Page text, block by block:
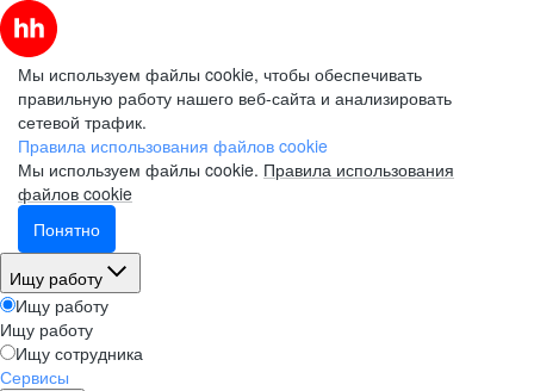
Мы используем файлы cookie, чтобы обеспечивать
правильную работу нашего веб-сайта и анализировать
сетевой трафик.
Правила использования файлов cookie
Мы используем файлы cookie. Правила использования
файлов cookie
Понятно
Ищу работу
Ищу работу
Ищу работу
Ищу сотрудника
Сервисы